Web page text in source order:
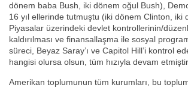
dönem baba Bush, iki dönem oğul Bush),
16 yıl ellerinde tutmuştu (iki dönem Clinton, iki
Piyasalar üzerindeki devlet kontrollerinin/
kaldırılması ve finansallaşma ile sosyal
süreci, Beyaz Saray’ı ve Capitol Hill’i kontrol
hangisi olursa olsun, tüm hızıyla devam
Amerikan toplumunun tüm kurumları, bu